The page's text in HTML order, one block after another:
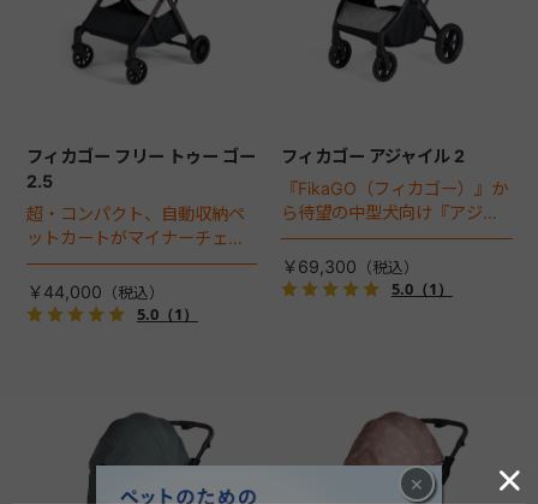
フィカゴー フリー トゥー ゴー
2.5
超・コンパクト、自動収納ペ
ットカートがマイナーチェン
ジ！
￥44,000
5.0（1）
フィカゴー アジャイル 2
『FikaGO（フィカゴー）』か
ら待望の中型犬向け『アジャ
イル２』 登場！耐荷重30kg
で、しかも1秒・自動収納機能
搭載！！
￥69,300
5.0（1）
×